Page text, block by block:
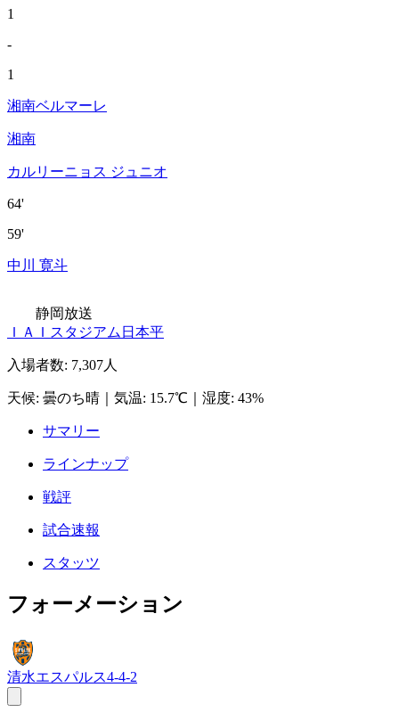
1
-
1
湘南ベルマーレ
湘南
カルリーニョス ジュニオ
64'
59'
中川 寛斗
静岡放送
ＩＡＩスタジアム日本平
入場者数: 7,307人
天候: 曇のち晴 気温: 15.7℃ 湿度: 43%
サマリー
ラインナップ
戦評
試合速報
スタッツ
フォーメーション
清水エスパルス4-4-2